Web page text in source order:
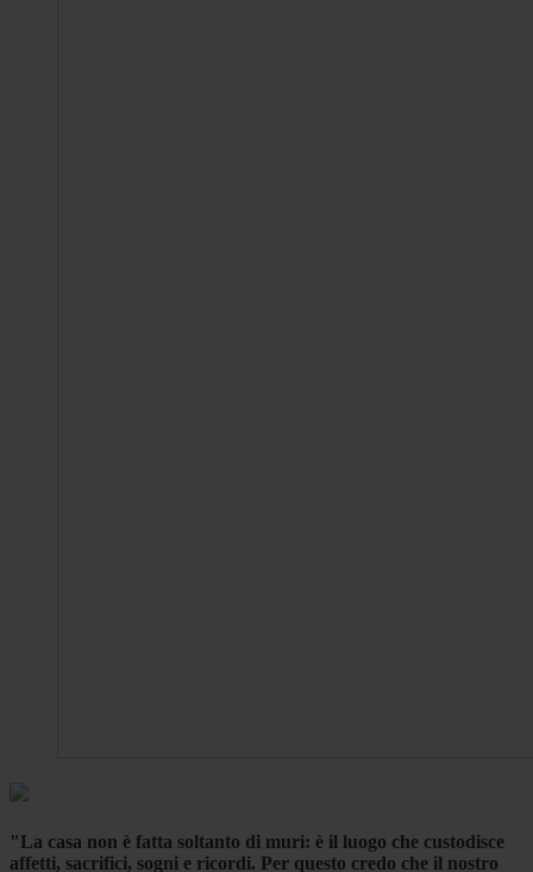
"La casa non è fatta soltanto di muri: è il luogo che custodisce
affetti, sacrifici, sogni e ricordi. Per questo credo che il nostro